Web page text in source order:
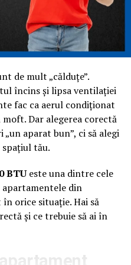
optimizate mai tehnic.
logică în exprimare.
Trebuie să explici
de
principiilor SEO
doar pentru
în jurul unui keyword, îl
În loc să răspunzi
de mult „călduțe”.
încins și lipsa ventilației
fac ca aerul condiționat
Dar alegerea corectă
aparat bun”, ci să alegi
tău.
BTUeste una dintre cele
din
orice situație. Hai să
și ce trebuie să ai în